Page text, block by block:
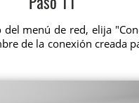
Paso 11
del menú de red, elija
de la conexión creada